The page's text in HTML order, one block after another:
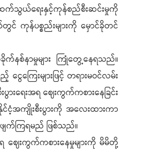
က်သွယ်ရေးနှင့်ကုန်စည်စီးဆင်းမှုကို
ကုန်ပစ္စည်းများကို မှောင်ခိုတင်
က်နစ်နာမှုများ ကြုံတွေ့နေရသည်။
ြေးများဖြင့် တရားမဝင်လမ်း
းရေးအရ ဈေးကွက်ကစားနေခြင်း
ငံ့အကျိုးစီးပွားကို အလေးထားကာ
က်ကြရမည် ဖြစ်သည်။
ေးကွက်ကစားနေမှုများကို မိမိတို့